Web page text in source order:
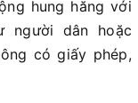
hung hăng với
người dân hoặc
có giấy phép,